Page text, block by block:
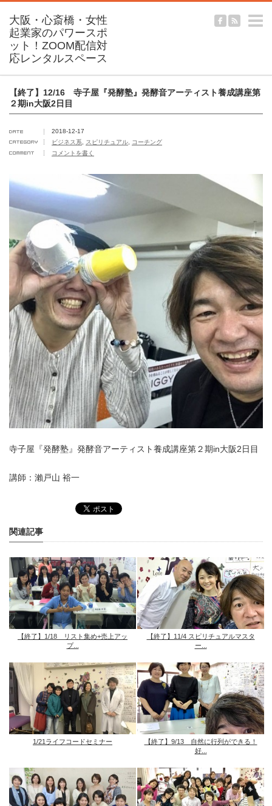
【終了】12/16 寺子屋『発酵塾』発酵音アーティスト養成講座第
２期in大阪2日目
2018-12-17
ビジネス系
スピリチュアル
コーチング
コメントを書く
寺子屋『発酵塾』発酵音アーティスト養成講座第２期in大阪2日目
講師：瀨戸山 裕一
関連記事
【終了】1/18 リスト集め+売上アッ
プ...
【終了】11/4 スピリチュアルマスタ
ー...
1/21ライフコードセミナー
【終了】9/13 自然に行列ができる！
好...